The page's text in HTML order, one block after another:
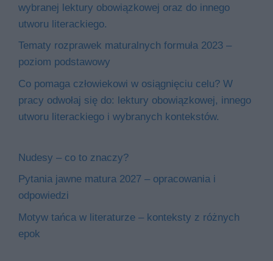
wybranej lektury obowiązkowej oraz do innego
utworu literackiego.
Tematy rozprawek maturalnych formuła 2023 –
poziom podstawowy
Co pomaga człowiekowi w osiągnięciu celu? W
pracy odwołaj się do: lektury obowiązkowej, innego
utworu literackiego i wybranych kontekstów.
Nudesy – co to znaczy?
Pytania jawne matura 2027 – opracowania i
odpowiedzi
Motyw tańca w literaturze – konteksty z różnych
epok